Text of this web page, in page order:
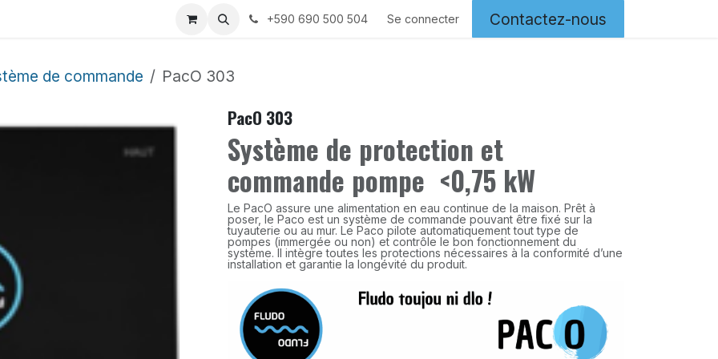
À propos de Fludo +590 690 500 504 Se connecter Contactez-nous
de commande PacO 303
PacO 303
Système de protection et
commande pompe <0,75 kW
Le PacO assure une alimentation en eau continue de la maison. Prêt à
poser, le Paco est un système de commande pouvant être fixé sur la
tuyauterie ou au mur. Le Paco pilote automatiquement tout type de
pompes (immergée ou non) et contrôle le bon fonctionnement du
système. Il intègre toutes les protections nécessaires à la conformité d’une
installation et garantie la longévité du produit.